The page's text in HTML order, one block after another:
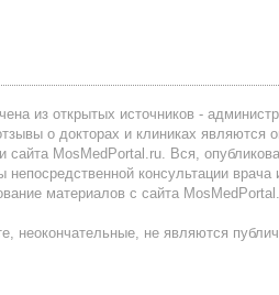
из открытых источников -
о докторах и клиниках
сайта MosMedPortal.ru. Вся,
непосредственной консультации
материалов с сайта
неокончательные, не являются